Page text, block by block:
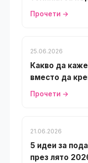
Прочети →
25.06.2026
Какво да
вместо да
Прочети →
21.06.2026
5 идеи за
през лято